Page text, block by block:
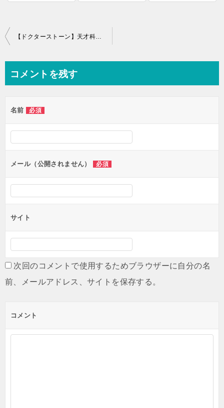
投
ビ
ー
シ
ン
【ドクターストーン】天才科学者！Dr.ゼノと千空の師弟関係をおさらい！
コメントを残す
名前 必須
メール（公開されません） 必須
サイト
次回のコメントで使用するためブラウザーに自分の名
前、メールアドレス、サイトを保存する。
コメント